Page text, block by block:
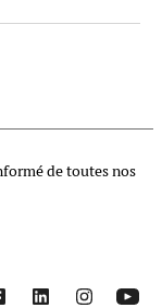
de toutes nos